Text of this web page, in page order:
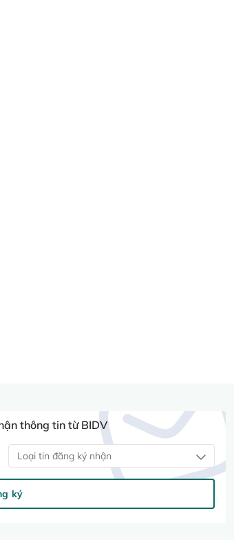
thông tin từ BIDV
Loại tin đăng ký nhận
ký